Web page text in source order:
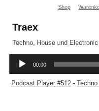
Shop
Traex
Techno, House und
Podcast Player #512-